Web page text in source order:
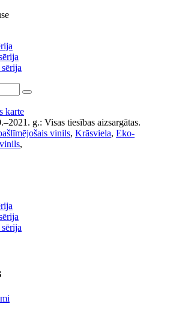
karte
g.: Visas tiesības aizsargātas.
vinils, Krāsviela, Eko-
,